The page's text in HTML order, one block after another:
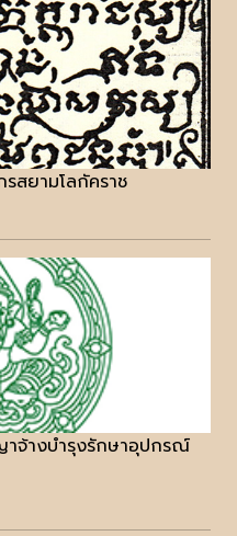
สยามโลกัคราช
จ้างบำรุงรักษาอุปกรณ์